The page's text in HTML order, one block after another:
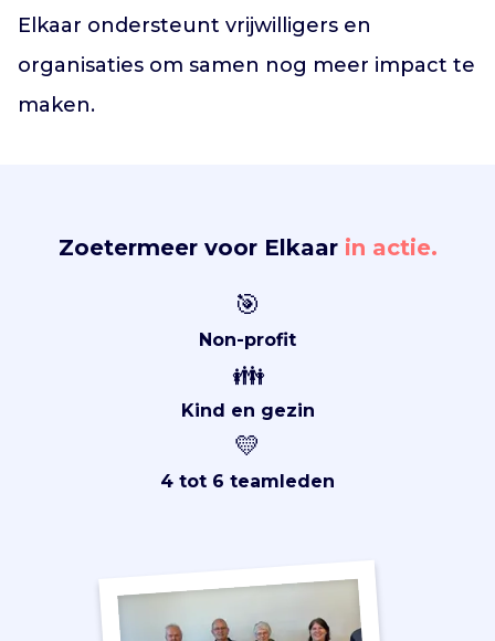
Elkaar ondersteunt vrijwilligers en
organisaties om samen nog meer impact te
maken.
Zoetermeer voor Elkaarin actie.
🎯
Non-profit
👪
Kind en gezin
💛
4 tot 6 teamleden